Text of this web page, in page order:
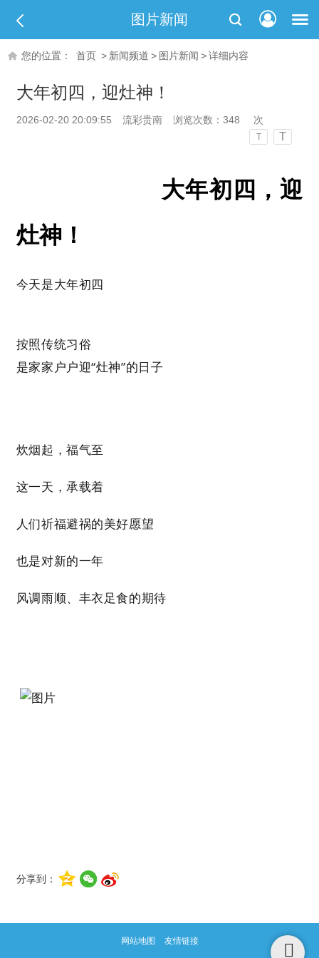
图片新闻
您的位置： 首页 > 新闻频道 > 图片新闻 >详细内容
大年初四，迎灶神！
2026-02-20 20:09:55 流彩贵南 浏览次数： 348 次
T T
大年初四，迎
灶神！
今天是大年初四
按照传统习俗
是家家户户迎“灶神”的日子
炊烟起，福气至
这一天，承载着
人们祈福避祸的美好愿望
也是对新的一年
风调雨顺、丰衣足食的期待
分享到：
网站地图 友情链接